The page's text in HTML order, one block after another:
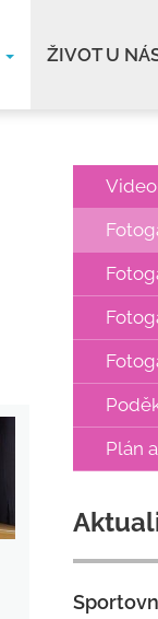
ŽIVOT U
Video
Plán